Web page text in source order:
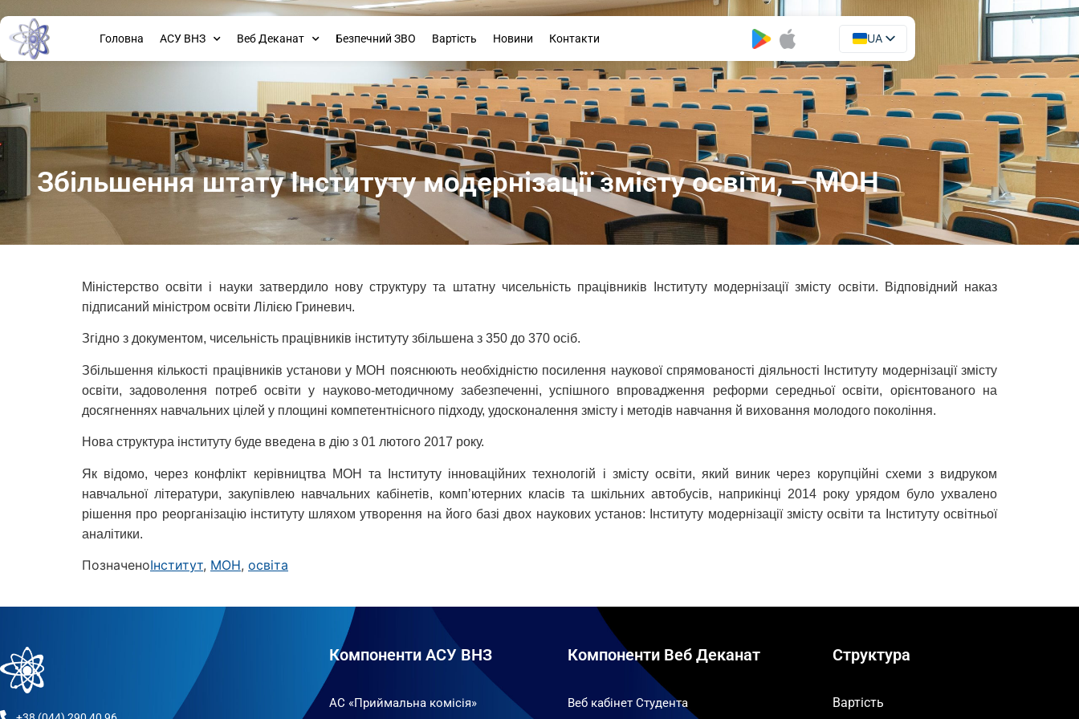
Головна АСУ ВНЗ Веб Деканат Безпечний ЗВО Вартість Новини Контакти
UA
EN
Збільшення штату Інституту модернізації змісту освіти, – МОН
Міністерство освіти і науки затвердило нову структуру та штатну чисельність працівників Інституту модернізації змісту освіти. Відповідний наказ
підписаний міністром освіти Лілією Гриневич.
Згідно з документом, чисельність працівників інституту збільшена з 350 до 370 осіб.
Збільшення кількості працівників установи у МОН пояснюють необхідністю посилення наукової спрямованості діяльності Інституту модернізації змісту
освіти, задоволення потреб освіти у науково-методичному забезпеченні, успішного впровадження реформи середньої освіти, орієнтованого на
досягненнях навчальних цілей у площині компетентнісного підходу, удосконалення змісту і методів навчання й виховання молодого покоління.
Нова структура інституту буде введена в дію з 01 лютого 2017 року.
Як відомо, через конфлікт керівництва МОН та Інституту інноваційних технологій і змісту освіти, який виник через корупційні схеми з видруком
навчальної літератури, закупівлею навчальних кабінетів, комп’ютерних класів та шкільних автобусів, наприкінці 2014 року урядом було ухвалено
рішення про реорганізацію інституту шляхом утворення на його базі двох наукових установ: Інституту модернізації змісту освіти та Інституту освітньої
аналітики.
ПозначеноІнститут, МОН, освіта
Компоненти АСУ ВНЗ
АС «Приймальна комісія»
Компоненти Веб Деканат
Веб кабінет Студента
Структура
Вартість